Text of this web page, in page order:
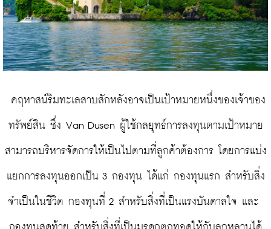
ทรัพย์สิน ซึ่ง Van Dusen ผู้ใช้กลยุทธ์การลงทุนตามเป้าหมาย
สามารถบริหารจัดการให้เป็นไปตามที่ลูกค้าต้องการ โดยการแบ่ง
แยกการลงทุนออกเป็น 3 กองทุน ได้แก่ กองทุนแรก สำหรับสิ่ง
จำเป็นในชีวิต กองทุนที่ 2 สำหรับสิ่งที่เป็นแรงบันดาลใจ และ